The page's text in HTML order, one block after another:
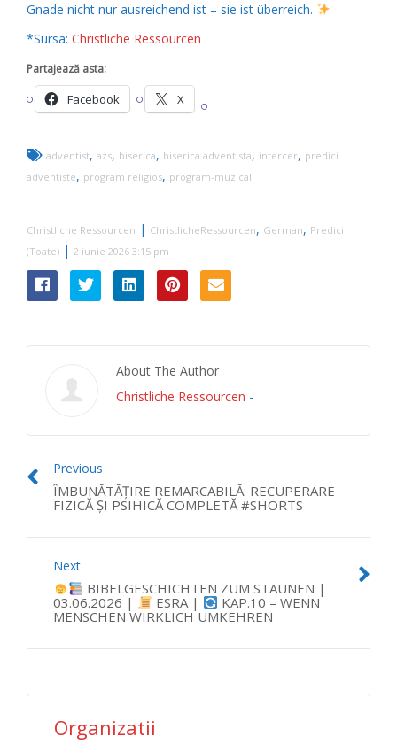
Gnade nicht nur ausreichend ist – sie ist überreich.
*Sursa: Christliche Ressourcen
Partajează asta:
Facebook X
adventist, azs, biserica, biserica adventista, intercer, predici
adventiste, program religios, program-muzical
Christliche Ressourcen | ChristlicheRessourcen, German, Predici
(Toate) | 2 iunie 2026 3:15 pm
About The Author
Christliche Ressourcen -
Previous
ÎMBUNĂTĂȚIRE REMARCABILĂ: RECUPERARE
FIZICĂ ȘI PSIHICĂ COMPLETĂ #SHORTS
Next
BIBELGESCHICHTEN ZUM STAUNEN |
03.06.2026 |
ESRA |
KAP.10 – WENN
MENSCHEN WIRKLICH UMKEHREN
Organizatii